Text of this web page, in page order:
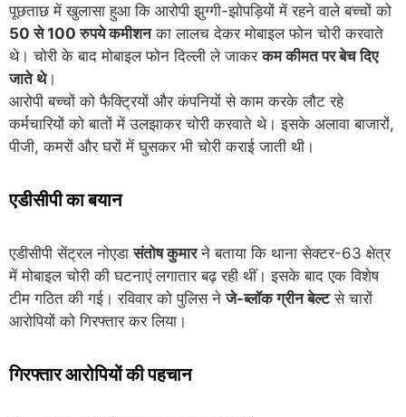
पूछताछ में खुलासा हुआ कि आरोपी झुग्गी-झोपड़ियों में रहने वाले बच्चों को
50 से 100 रुपये कमीशनका लालच देकर मोबाइल फोन चोरी करवाते
थे। चोरी के बाद मोबाइल फोन दिल्ली ले जाकरकम कीमत पर बेच दिए
जाते थे।
आरोपी बच्चों को फैक्ट्रियों और कंपनियों से काम करके लौट रहे
कर्मचारियों को बातों में उलझाकर चोरी करवाते थे। इसके अलावा बाजारों,
पीजी, कमरों और घरों में घुसकर भी चोरी कराई जाती थी।
एडीसीपी का बयान
एडीसीपी सेंट्रल नोएडासंतोष कुमारने बताया कि थाना सेक्टर-63 क्षेत्र
में मोबाइल चोरी की घटनाएं लगातार बढ़ रही थीं। इसके बाद एक विशेष
टीम गठित की गई। रविवार को पुलिस नेजे-ब्लॉक ग्रीन बेल्टसे चारों
आरोपियों को गिरफ्तार कर लिया।
गिरफ्तार आरोपियों की पहचान